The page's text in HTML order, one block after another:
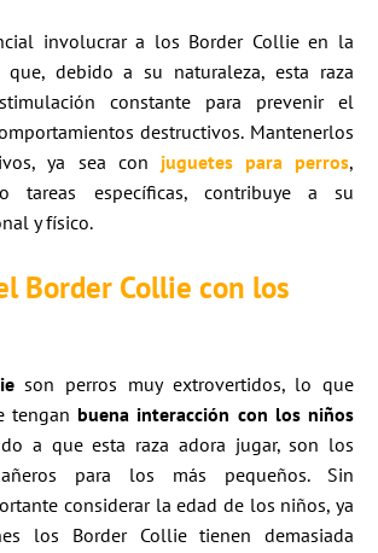
involucrar a los Border Collie en la
debido a su naturaleza, esta raza
constante para prevenir el
destructivos. Mantenerlos
ya sea con juguetes para perros,
tareas específicas, contribuye a su
y físico.
Border Collie con los
son perros muy extrovertidos, lo que
tengan buena interacción con los niños
a que esta raza adora jugar, son los
para los más pequeños. Sin
considerar la edad de los niños, ya
los Border Collie tienen demasiada